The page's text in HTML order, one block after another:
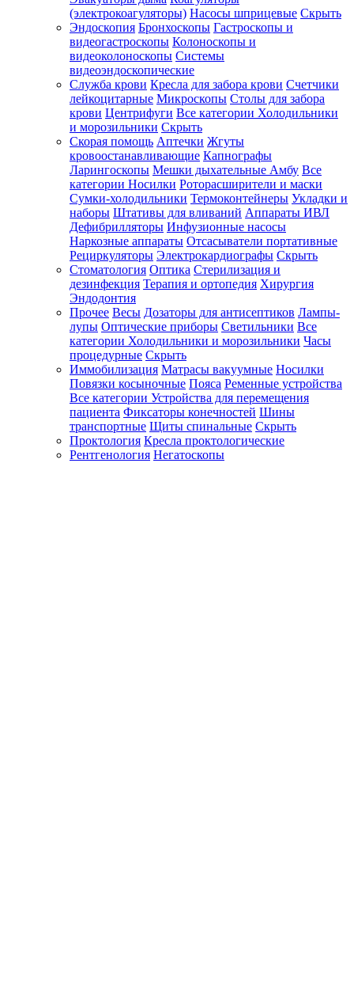
(электрокоагуляторы) Насосы шприцевые Скрыть
Эндоскопия Бронхоскопы Гастроскопы и
видеогастроскопы Колоноскопы и
видеоколоноскопы Системы
видеоэндоскопические
Служба крови Кресла для забора крови Счетчики
лейкоцитарные Микроскопы Столы для забора
крови Центрифуги Все категории Холодильники
и морозильники Скрыть
Скорая помощь Аптечки Жгуты
кровоостанавливающие Капнографы
Ларингоскопы Мешки дыхательные Амбу Все
категории Носилки Роторасширители и маски
Сумки-холодильники Термоконтейнеры Укладки и
наборы Штативы для вливаний Аппараты ИВЛ
Дефибрилляторы Инфузионные насосы
Наркозные аппараты Отсасыватели портативные
Рециркуляторы Электрокардиографы Скрыть
Стоматология Оптика Стерилизация и
дезинфекция Терапия и ортопедия Хирургия
Эндодонтия
Прочее Весы Дозаторы для антисептиков Лампы-
лупы Оптические приборы Светильники Все
категории Холодильники и морозильники Часы
процедурные Скрыть
Иммобилизация Матрасы вакуумные Носилки
Повязки косыночные Пояса Ременные устройства
Все категории Устройства для перемещения
пациента Фиксаторы конечностей Шины
транспортные Щиты спинальные Скрыть
Проктология Кресла проктологические
Рентгенология Негатоскопы